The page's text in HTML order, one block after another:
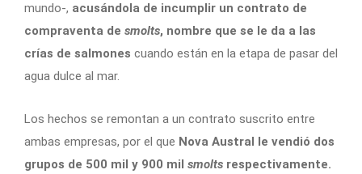
mundo-, acusándola de incumplir un contrato de
compraventa de smolts, nombre que se le da a las
crías de salmones cuando están en la etapa de pasar del
agua dulce al mar.
Los hechos se remontan a un contrato suscrito entre
ambas empresas, por el que Nova Austral le vendió dos
grupos de 500 mil y 900 mil smolts respectivamente.